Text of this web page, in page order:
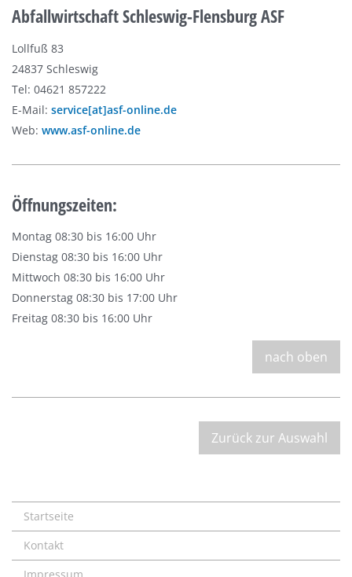
Abfallwirtschaft Schleswig-Flensburg ASF
Lollfuß 83
24837 Schleswig
Tel: 04621 857222
E-Mail: service[at]asf-online.de
Web: www.asf-online.de
Öffnungszeiten:
Montag 08:30 bis 16:00 Uhr
Dienstag 08:30 bis 16:00 Uhr
Mittwoch 08:30 bis 16:00 Uhr
Donnerstag 08:30 bis 17:00 Uhr
Freitag 08:30 bis 16:00 Uhr
nach oben
Zurück zur Auswahl
Startseite
Kontakt